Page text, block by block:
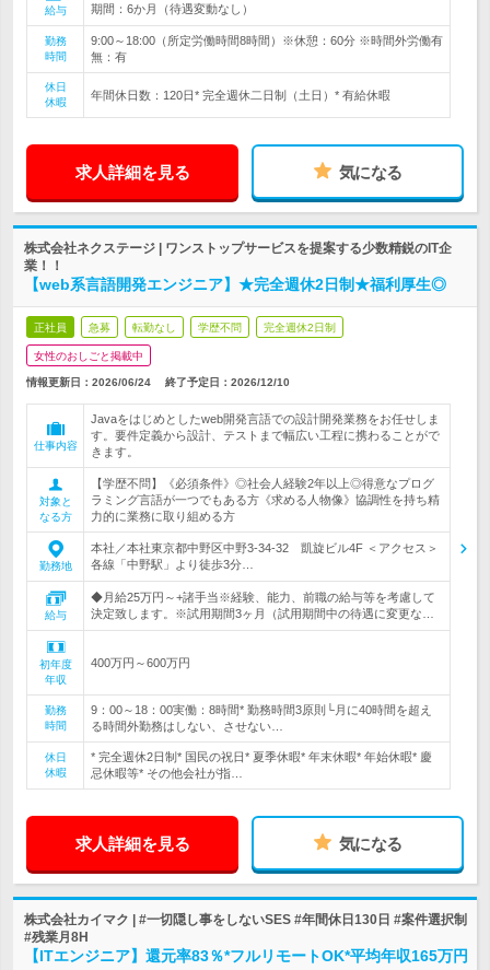
給与
期間：6か月（待遇変動なし）
勤務
時間
9:00～18:00（所定労働時間8時間）※休憩：60分 ※時間外労働有
無：有
休日
休暇
年間休日数：120日* 完全週休二日制（土日）* 有給休暇
求人詳細を見る 気になる
株式会社ネクステージ | ワンストップサービスを提案する少数精鋭のIT企
業！！
【web系言語開発エンジニア】★完全週休2日制★福利厚生◎
正社員 急募 転勤なし 学歴不問 完全週休2日制
女性のおしごと掲載中
情報更新日：2026/06/24 終了予定日： 2026/12/10
仕事内容
Javaをはじめとしたweb開発言語での設計開発業務をお任せしま
す。要件定義から設計、テストまで幅広い工程に携わることがで
きます。
対象と
なる方
【学歴不問】《必須条件》◎社会人経験2年以上◎得意なプログ
ラミング言語が一つでもある方《求める人物像》協調性を持ち精
力的に業務に取り組める方
勤務地
本社／本社東京都中野区中野3-34-32 凱旋ビル4F ＜アクセス＞
各線「中野駅」より徒歩3分…
給与
◆月給25万円～+諸手当※経験、能力、前職の給与等を考慮して
決定致します。※試用期間3ヶ月（試用期間中の待遇に変更な…
初年度
年収
400万円～600万円
勤務
時間
9：00～18：00実働：8時間* 勤務時間3原則└月に40時間を超え
る時間外勤務はしない、させない…
休日
休暇
* 完全週休2日制* 国民の祝日* 夏季休暇* 年末休暇* 年始休暇* 慶
忌休暇等* その他会社が指…
求人詳細を見る 気になる
株式会社カイマク | #一切隠し事をしないSES #年間休日130日 #案件選択制
#残業月8H
【ITエンジニア】還元率83％*フルリモートOK*平均年収165万円